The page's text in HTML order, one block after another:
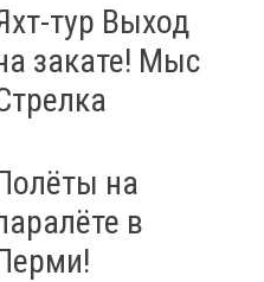
тур Выход
закате! Мыс
на
в